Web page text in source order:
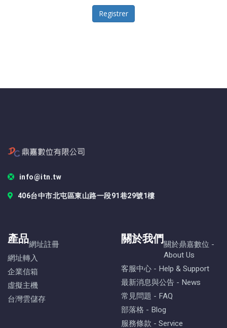
info@itn.tw
406台中市北屯區東山路一段91巷29號1樓
產品網址註冊
網址轉入
企業信箱
虛擬主機
台灣雲儲存
關於我們關於鼎嘉數位 -
About Us
客服中心 - Help & Support
最新消息與公告 - News
常見問題 - FAQ
部落格 - Blog
服務條款 - Service